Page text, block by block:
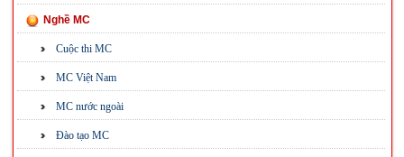
Nghề MC
Cuộc thi MC
MC Việt Nam
MC nước ngoài
Đào tạo MC